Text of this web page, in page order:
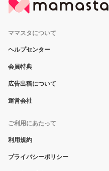
ママスタについて
ヘルプセンター
会員特典
広告出稿について
運営会社
ご利用にあたって
利用規約
プライバシーポリシー